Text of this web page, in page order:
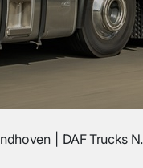
DAF Trucks